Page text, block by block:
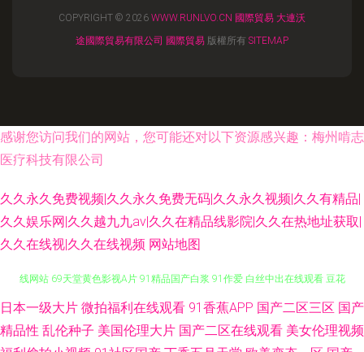
COPYRIGHT © 2026 WWW.RUNLVO.CN 國際貿易 大連沃
途國際貿易有限公司 國際貿易 版權所有 SITEMAP
感谢您访问我们的网站，您可能还对以下资源感兴趣：梅州啃志
医疗科技有限公司
久久永久免费视频|久久永久免费无码|久久永久视频|久久有精品|
久久娱乐网|久久越九九av|久久在精品线影院|久久在热地址获取|
久久在线视|久久在线视频 网站地图
欧韩日高清AV在线 激情开心网五月天 影音先锋Av综合资源 五月丁香国产在
线网站 69天堂黄色影视A片 91精品国产白浆 91作爱 白丝中出在线观看 豆花
日本一级大片 微拍福利在线观看 91香蕉APP 国产二区三区 国产
精品性 乱伦种子 美国伦理大片 国产二区在线观看 美女伦理视频